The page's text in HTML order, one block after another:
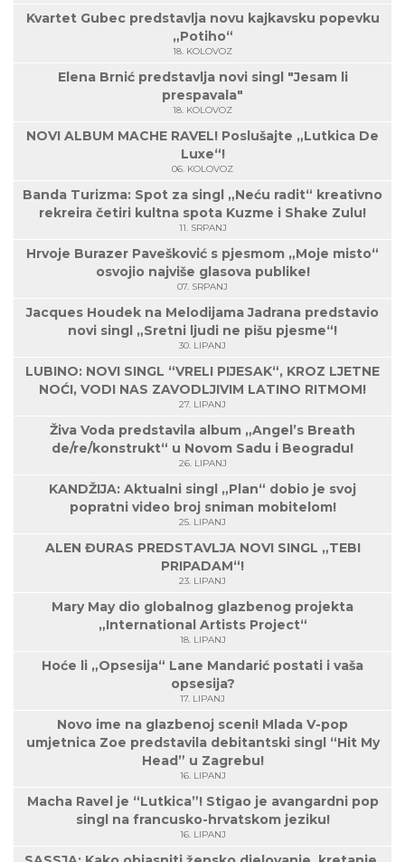
Kvartet Gubec predstavlja novu kajkavsku popevku
„Potiho“
18. KOLOVOZ
Elena Brnić predstavlja novi singl "Jesam li
prespavala"
18. KOLOVOZ
NOVI ALBUM MACHE RAVEL! Poslušajte „Lutkica De
Luxe“!
06. KOLOVOZ
Banda Turizma: Spot za singl „Neću radit“ kreativno
rekreira četiri kultna spota Kuzme i Shake Zulu!
11. SRPANJ
Hrvoje Burazer Pavešković s pjesmom „Moje misto“
osvojio najviše glasova publike!
07. SRPANJ
Jacques Houdek na Melodijama Jadrana predstavio
novi singl „Sretni ljudi ne pišu pjesme“!
30. LIPANJ
LUBINO: NOVI SINGL “VRELI PIJESAK“, KROZ LJETNE
NOĆI, VODI NAS ZAVODLJIVIM LATINO RITMOM!
27. LIPANJ
Živa Voda predstavila album „Angel’s Breath
de/re/konstrukt“ u Novom Sadu i Beogradu!
26. LIPANJ
KANDŽIJA: Aktualni singl „Plan“ dobio je svoj
popratni video broj sniman mobitelom!
25. LIPANJ
ALEN ĐURAS PREDSTAVLJA NOVI SINGL „TEBI
PRIPADAM“!
23. LIPANJ
Mary May dio globalnog glazbenog projekta
„International Artists Project“
18. LIPANJ
Hoće li „Opsesija“ Lane Mandarić postati i vaša
opsesija?
17. LIPANJ
Novo ime na glazbenoj sceni! Mlada V-pop
umjetnica Zoe predstavila debitantski singl “Hit My
Head” u Zagrebu!
16. LIPANJ
Macha Ravel je “Lutkica”! Stigao je avangardni pop
singl na francusko-hrvatskom jeziku!
16. LIPANJ